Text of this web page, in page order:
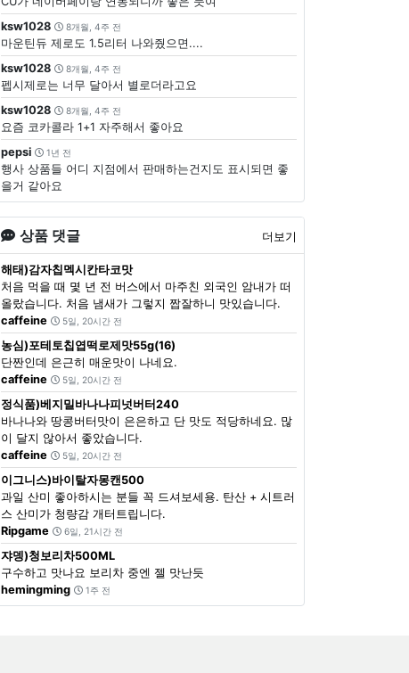
ksw1028
8개월, 4주 전
마운틴듀 제로도 1.5리터 나와줬으면....
ksw1028
8개월, 4주 전
펩시제로는 너무 달아서 별로더라고요
ksw1028
8개월, 4주 전
요즘 코카콜라 1+1 자주해서 좋아요
pepsi
1년 전
행사 상품들 어디 지점에서 판매하는건지도 표시되면 좋
을거 같아요
상품 댓글 더보기
해태)감자칩멕시칸타코맛
처음 먹을 때 몇 년 전 버스에서 마주친 외국인 암내가 떠
올랐습니다. 처음 냄새가 그렇지 짭잘하니 맛있습니다.
caffeine
5일, 20시간 전
농심)포테토칩엽떡로제맛55g(16)
단짠인데 은근히 매운맛이 나네요.
caffeine
5일, 20시간 전
정식품)베지밀바나나피넛버터240
바나나와 땅콩버터맛이 은은하고 단 맛도 적당하네요. 많
이 달지 않아서 좋았습니다.
caffeine
5일, 20시간 전
이그니스)바이탈자몽캔500
과일 산미 좋아하시는 분들 꼭 드셔보세용. 탄산 + 시트러
스 산미가 청량감 개터트립니다.
Ripgame
6일, 21시간 전
쟈뎅)청보리차500ML
구수하고 맛나요 보리차 중엔 젤 맛난듯
hemingming
1주 전